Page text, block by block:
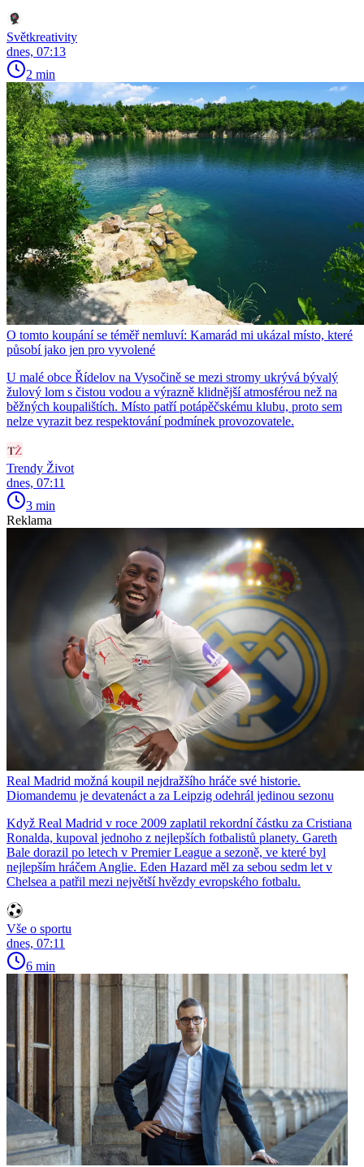
Světkreativity
dnes, 07:13
2 min
O tomto koupání se téměř nemluví: Kamarád mi ukázal místo, které
působí jako jen pro vyvolené
U malé obce Řídelov na Vysočině se mezi stromy ukrývá bývalý
žulový lom s čistou vodou a výrazně klidnější atmosférou než na
běžných koupalištích. Místo patří potápěčskému klubu, proto sem
nelze vyrazit bez respektování podmínek provozovatele.
Trendy Život
dnes, 07:11
3 min
Reklama
Real Madrid možná koupil nejdražšího hráče své historie.
Diomandemu je devatenáct a za Leipzig odehrál jedinou sezonu
Když Real Madrid v roce 2009 zaplatil rekordní částku za Cristiana
Ronalda, kupoval jednoho z nejlepších fotbalistů planety. Gareth
Bale dorazil po letech v Premier League a sezoně, ve které byl
nejlepším hráčem Anglie. Eden Hazard měl za sebou sedm let v
Chelsea a patřil mezi největší hvězdy evropského fotbalu.
Vše o sportu
dnes, 07:11
6 min